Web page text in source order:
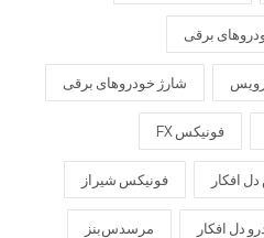
برقی
شارژ خودروهای برقی
فونیکس FX
افکار فونیکس شیراز
دل افکار مرسدس‌بنز